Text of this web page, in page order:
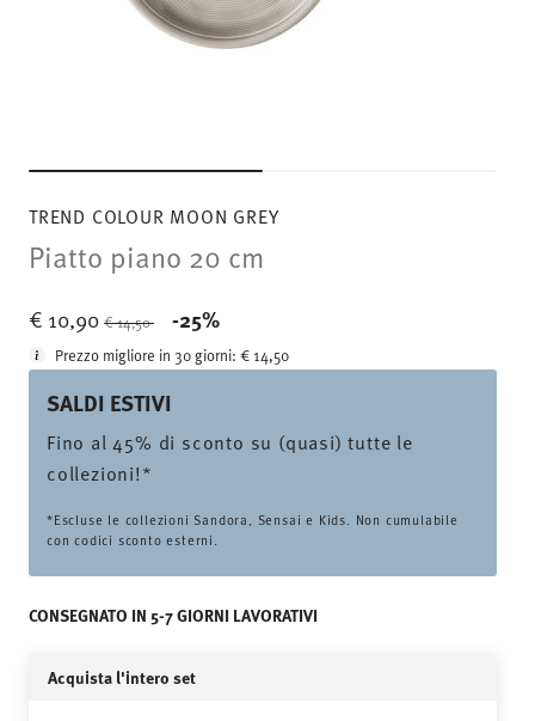
TREND COLOUR MOON GREY
Piatto piano 20 cm
€ 10,90 Price reduced from
€ 14,50 -25%
Prezzo migliore in 30 giorni:€ 14,50
SALDI ESTIVI
Fino al 45% di sconto su (quasi) tutte le
collezioni!*
*Escluse le collezioni Sandora, Sensai e Kids. Non cumulabile
con codici sconto esterni.
CONSEGNATO IN 5-7 GIORNI LAVORATIVI
Acquista l'intero set